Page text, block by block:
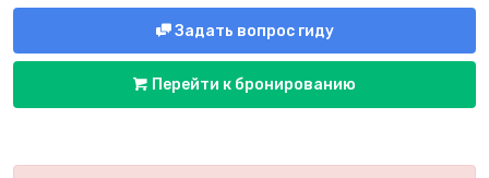
Задать вопрос гиду
Перейти к бронированию